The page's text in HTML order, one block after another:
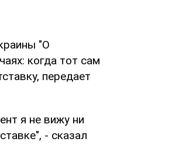
"О
когда тот сам
передает
я не вижу ни
- сказал